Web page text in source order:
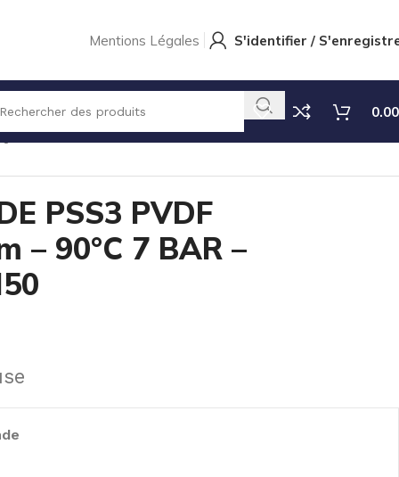
Mentions Légales S'identifier /
0.00
DN50
PSS3 PVDF
– 90°C 7 BAR –